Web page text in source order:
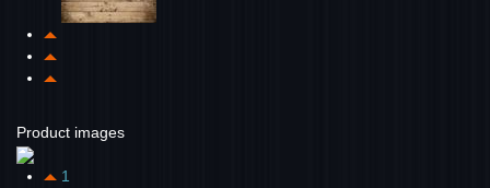
Product images
1